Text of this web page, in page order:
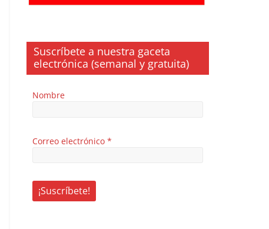
Suscríbete a nuestra gaceta
electrónica (semanal y gratuita)
Nombre
Correo electrónico *